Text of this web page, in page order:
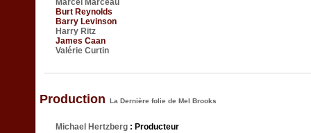
Marcel Marceau
Burt Reynolds
Barry Levinson
Harry Ritz
James Caan
Valérie Curtin
Production La Dernière folie de Mel Brooks
Michael Hertzberg : Producteur